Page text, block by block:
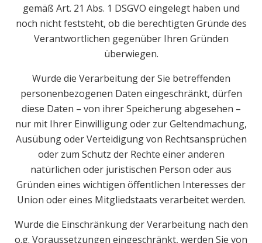
gemäß Art. 21 Abs. 1 DSGVO eingelegt haben und
noch nicht feststeht, ob die berechtigten Gründe des
Verantwortlichen gegenüber Ihren Gründen
überwiegen.
Wurde die Verarbeitung der Sie betreffenden
personenbezogenen Daten eingeschränkt, dürfen
diese Daten – von ihrer Speicherung abgesehen –
nur mit Ihrer Einwilligung oder zur Geltendmachung,
Ausübung oder Verteidigung von Rechtsansprüchen
oder zum Schutz der Rechte einer anderen
natürlichen oder juristischen Person oder aus
Gründen eines wichtigen öffentlichen Interesses der
Union oder eines Mitgliedstaats verarbeitet werden.
Wurde die Einschränkung der Verarbeitung nach den
o.g. Voraussetzungen eingeschränkt, werden Sie von